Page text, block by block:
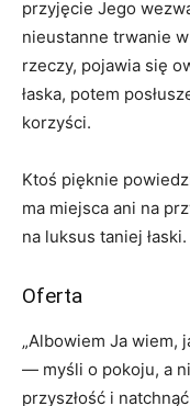
przyjęcie Jego
nieustanne trwanie
rzeczy, pojawia się
łaska, potem
korzyści.
Ktoś pięknie
ma miejsca ani na
na luksus taniej łaski.
Oferta
„Albowiem Ja wiem,
— myśli o pokoju, a
przyszłość i